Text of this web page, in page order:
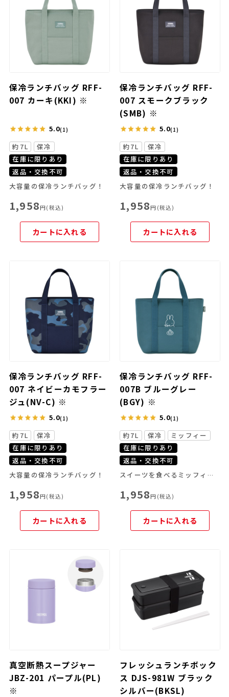
保冷ランチバッグ RFF-
007 カーキ(KKI) ※
5.0(1)
約7L
保冷
在庫に限りあり
返品・交換不可
大容量の保冷ランチバッグ！
1,958円(税込)
カートに入れる
保冷ランチバッグ RFF-
007 スモークブラック
(SMB) ※
5.0(1)
約7L
保冷
在庫に限りあり
返品・交換不可
大容量の保冷ランチバッグ！
1,958円(税込)
カートに入れる
保冷ランチバッグ RFF-
007 ネイビーカモフラー
ジュ(NV-C) ※
5.0(1)
約7L
保冷
在庫に限りあり
返品・交換不可
大容量の保冷ランチバッグ！
1,958円(税込)
カートに入れる
保冷ランチバッグ RFF-
007B ブルーグレー
(BGY) ※
5.0(1)
約7L 保冷
ミッフィー
在庫に限りあり
返品・交換不可
スイーツを食べるミッフィーが可愛い大きめの保冷ランチバッグ！
1,958円(税込)
カートに入れる
真空断熱スープジャー
JBZ-201 パープル(PL)
※
フレッシュランチボック
ス DJS-981W ブラック
シルバー(BKSL)